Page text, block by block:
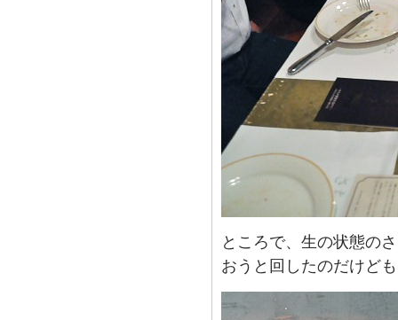
ところで、生の状態の
おうと回したのだけど